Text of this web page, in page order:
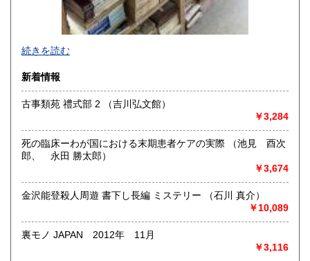
-
沿線名：-
最寄駅：-
営業時間：-
定休日：-
書籍の買取について
-
取り扱い分野
総記、哲学宗教、歴史、社会科学、自然科学、美術工芸、国
語国文、外国文学、古典籍、近代文献、趣味、外国書、サブ
カルチャー、古書一般（その他）
書籍全般
続きを読む
新着情報
古事類苑 禮式部 2 （吉川弘文館）
￥3,284
死の臨床ーわが国における末期患者ケアの実際 （池見 酉次
郎、 永田 勝太郎）
￥3,674
金沢能登殺人周遊 書下し長編 ミステリー （石川 真介）
￥10,089
裏モノ JAPAN 2012年 11月
￥3,116